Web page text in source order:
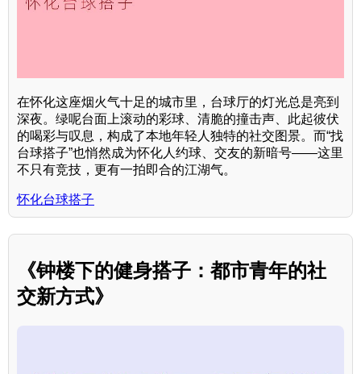
在怀化这座烟火气十足的城市里，台球厅的灯光总是亮到
深夜。绿呢台面上滚动的彩球、清脆的撞击声、此起彼伏
的喝彩与叹息，构成了本地年轻人独特的社交图景。而“找
台球搭子”也悄然成为怀化人约球、交友的新暗号——这里
不只有竞技，更有一拍即合的江湖气。
怀化台球搭子
《钟楼下的健身搭子：都市青年的社
交新方式》